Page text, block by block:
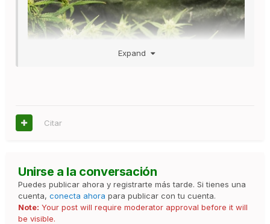
Expand
Citar
Unirse a la conversación
Puedes publicar ahora y registrarte más tarde. Si tienes una
cuenta, conecta ahora para publicar con tu cuenta.
Note: Your post will require moderator approval before it will
be visible.